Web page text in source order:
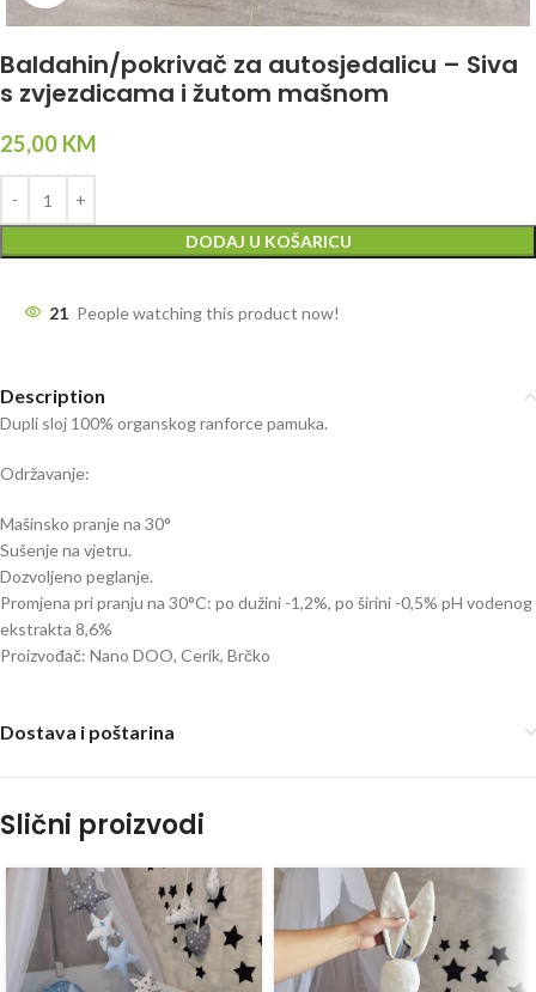
Baldahin/pokrivač za autosjedalicu – Siva
s zvjezdicama i žutom mašnom
25,00 KM
DODAJ U KOŠARICU
21 People watching this product now!
Description
Dupli sloj 100% organskog ranforce pamuka.
Održavanje:
Mašinsko pranje na 30°
Sušenje na vjetru.
Dozvoljeno peglanje.
Promjena pri pranju na 30°C: po dužini -1,2%, po širini -0,5% pH vodenog
ekstrakta 8,6%
Proizvođač: Nano DOO, Cerik, Brčko
Dostava i poštarina
Slični proizvodi